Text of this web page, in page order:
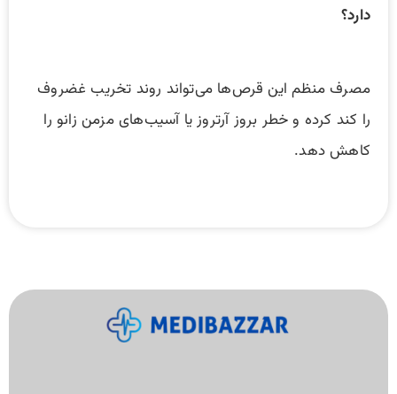
دارد؟
مصرف منظم این قرص‌ها می‌تواند روند تخریب غضروف
را کند کرده و خطر بروز آرتروز یا آسیب‌های مزمن زانو را
کاهش دهد.